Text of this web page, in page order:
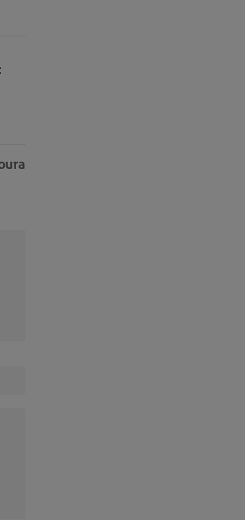
7 days.
mit 2 kommentare.
in der Schweiz: Die besten Tipps gegen